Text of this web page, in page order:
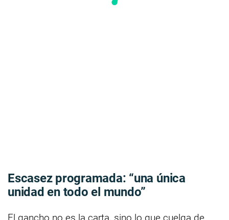
Escasez programada: “una única
unidad en todo el mundo”
El gancho no es la carta, sino lo que cuelga de